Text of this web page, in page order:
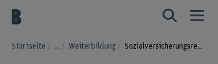
Startseite ... Weiterbildung Sozialversicherungsrecht